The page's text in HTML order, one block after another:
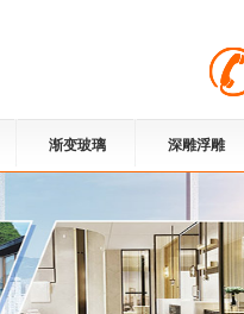
渐变玻璃 深雕浮雕